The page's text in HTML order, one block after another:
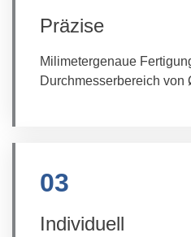
Präzise
Milimetergenaue
Durchmesserbereich
03
Individuell